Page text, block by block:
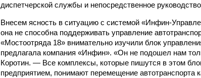
диспетчерской службы и непосредственное
Внесем ясность в ситуацию с системой «Инфин-
она не способна поддерживать управление
«Мостоотряда 18» внимательно изучили блок
предлагала компания «Инфин». «Он не подошел нам
Коротин. — Все комплексы, которые пишутся в этом
предприятием, понимают перемещение автотранспорта